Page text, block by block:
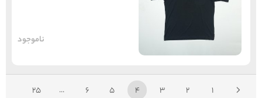
ناموجود
1
2
3
4
5
6
...
25